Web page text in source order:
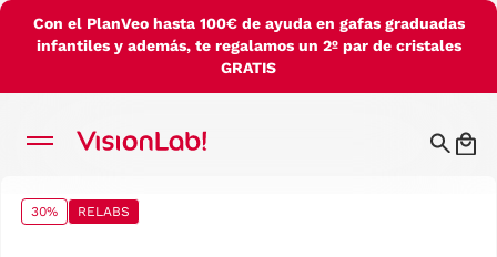
Con el PlanVeo hasta 100€ de ayuda en gafas graduadas
infantiles y además, te regalamos un 2º par de cristales
GRATIS
30% RELABS